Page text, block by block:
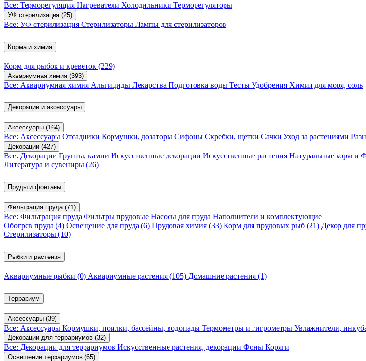
Все: Терморегуляция Нагреватели Холодильники Терморегуляторы
УФ стерилизация (25)
Все: УФ стерилизация Стерилизаторы Лампы для стерилизаторов
Корма и химия
Корм для рыбок и креветок (229)
Аквариумная химия (393)
Все: Аквариумная химия Альгициды Лекарства Подготовка воды Тесты Удобрения Химия для моря, соль
Декорации и аксессуары
Аксессуары (164)
Все: Аксессуары Отсадники Кормушки, дозаторы Сифоны Скребки, щетки Сачки Уход за растениями
Декорации (427)
Все: Декорации Грунты, камни Искусственные декорации Искусственные растения Натуральные коряги
Литература и сувениры (26)
Пруды и фонтаны
Фильтрация пруда (71)
Все: Фильтрация пруда Фильтры прудовые Насосы для пруда Наполнители и комплектующие
Обогрев пруда (4) Освещение для пруда (6) Прудовая химия (33) Корм для прудовых рыб (21) Декор для
Стерилизаторы (10)
Рыбки и растения
Аквариумные рыбки (0) Аквариумные растения (105) Домашние растения (1)
Террариум
Аксессуары (39)
Все: Аксессуары Кормушки, поилки, бассейны, водопады Термометры и гигрометры Увлажнители,
Декорации для террариумов (32)
Все: Декорации для террариумов Искусственные растения, декорации Фоны Коряги
Освещение террариумов (65)